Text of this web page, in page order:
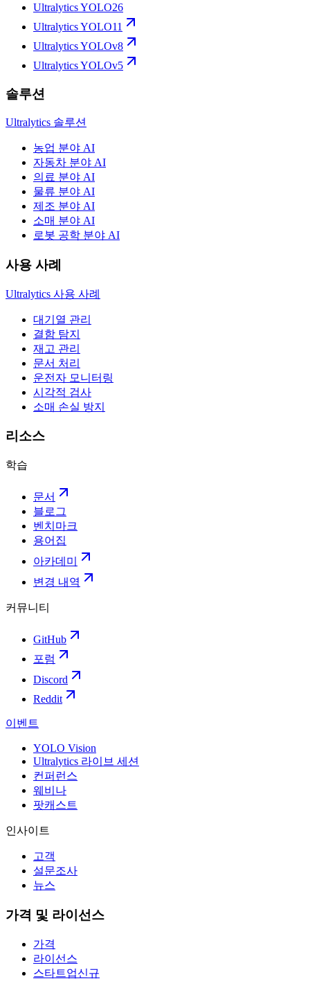
Ultralytics YOLO26
Ultralytics YOLO11
Ultralytics YOLOv8
Ultralytics YOLOv5
솔루션
Ultralytics 솔루션
농업 분야 AI
자동차 분야 AI
의료 분야 AI
물류 분야 AI
제조 분야 AI
소매 분야 AI
로봇 공학 분야 AI
사용 사례
Ultralytics 사용 사례
대기열 관리
결함 탐지
재고 관리
문서 처리
운전자 모니터링
시각적 검사
소매 손실 방지
리소스
학습
문서
블로그
벤치마크
용어집
아카데미
변경 내역
커뮤니티
GitHub
포럼
Discord
Reddit
이벤트
YOLO Vision
Ultralytics 라이브 세션
컨퍼런스
웨비나
팟캐스트
인사이트
고객
설문조사
뉴스
가격 및 라이선스
가격
라이선스
스타트업신규